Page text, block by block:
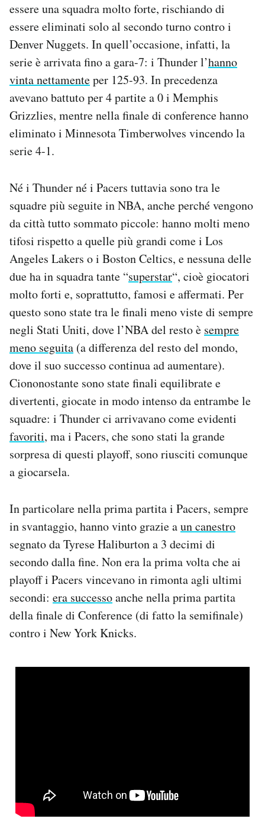
essere una squadra molto forte, rischiando di
essere eliminati solo al secondo turno contro i
Denver Nuggets. In quell’occasione, infatti, la
serie è arrivata fino a gara-7: i Thunder l’hanno
vinta nettamenteper 125-93. In precedenza
avevano battuto per 4 partite a 0 i Memphis
Grizzlies, mentre nella finale di conference hanno
eliminato i Minnesota Timberwolves vincendo la
serie 4-1.
Né i Thunder né i Pacers tuttavia sono tra le
squadre più seguite in NBA, anche perché vengono
da città tutto sommato piccole: hanno molti meno
tifosi rispetto a quelle più grandi come i Los
Angeles Lakers o i Boston Celtics, e nessuna delle
due ha in squadra tante “superstar“, cioè giocatori
molto forti e, soprattutto, famosi e affermati. Per
questo sono state tra le finali meno viste di sempre
negli Stati Uniti, dove l’NBA del resto è sempre
meno seguita (a differenza del resto del mondo,
dove il suo successo continua ad aumentare).
Ciononostante sono state finali equilibrate e
divertenti, giocate in modo intenso da entrambe le
squadre: i Thunder ci arrivavano come evidenti
favoriti, ma i Pacers, che sono stati la grande
sorpresa di questi playoff, sono riusciti comunque
a giocarsela.
In particolare nella prima partita i Pacers, sempre
in svantaggio, hanno vinto grazie aun canestro
segnato da Tyrese Haliburton a 3 decimi di
secondo dalla fine. Non era la prima volta che ai
playoff i Pacers vincevano in rimonta agli ultimi
secondi: era successoanche nella prima partita
della finale di Conference (di fatto la semifinale)
contro i New York Knicks.